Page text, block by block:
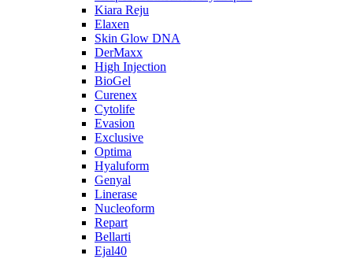
Kiara Reju
Elaxen
Skin Glow DNA
DerMaxx
High Injection
BioGel
Curenex
Cytolife
Evasion
Exclusive
Optima
Hyaluform
Genyal
Linerase
Nucleoform
Repart
Bellarti
Ejal40